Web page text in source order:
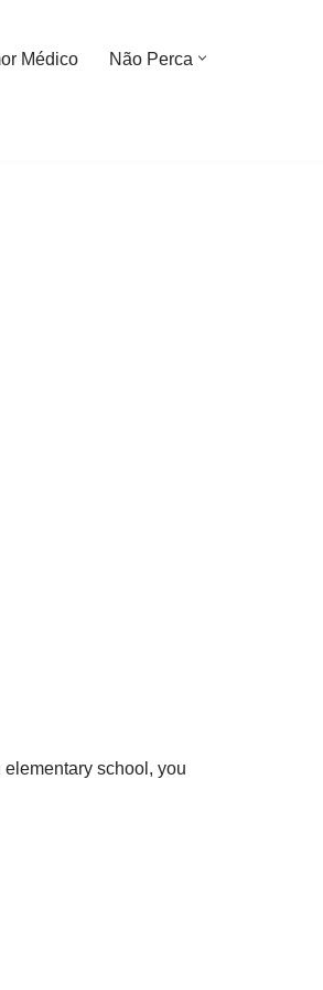
Médico Não Perca
school, you